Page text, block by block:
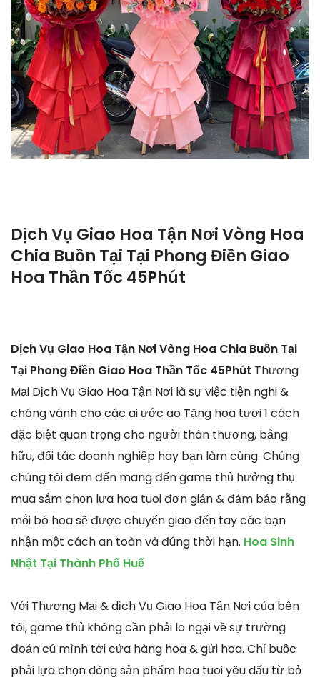
Dịch Vụ Giao Hoa Tận Nơi Vòng Hoa
Chia Buồn Tại Tại Phong Điền Giao
Hoa Thần Tốc 45Phút
Dịch Vụ Giao Hoa Tận Nơi Vòng Hoa Chia Buồn Tại
Tại Phong Điền Giao Hoa Thần Tốc 45Phút Thương
Mại Dịch Vụ Giao Hoa Tận Nơi là sự việc tiện nghi &
chóng vánh cho các ai ước ao Tặng hoa tươi 1 cách
đặc biệt quan trọng cho người thân thương, bằng
hữu, đối tác doanh nghiệp hay bạn làm cùng. Chúng
chúng tôi đem đến mang đến game thủ hưởng thụ
mua sắm chọn lựa hoa tuoi đơn giản & đảm bảo rằng
mỗi bó hoa sẽ được chuyển giao đến tay các bạn
nhận một cách an toàn và đúng thời hạn. Hoa Sinh
Nhật Tại Thành Phố Huế
Với Thương Mại & dịch Vụ Giao Hoa Tận Nơi của bên
tôi, game thủ không cần phải lo ngại về sự trường
đoản cú mình tới cửa hàng hoa & gửi hoa. Chỉ buộc
phải lựa chọn dòng sản phẩm hoa tuoi yêu dấu từ bỏ